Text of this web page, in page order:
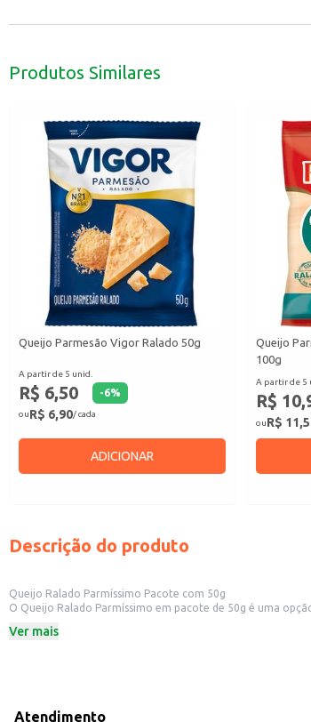
Produtos Similares
Queijo Parmesão Vigor Ralado 50g
A partir de 5 unid.
R$ 6,50 -6%
ouR$ 6,90/ cada
ADICIONAR
Queijo
100g
A partir de 5
R$
ouR$
Descrição do produto
Queijo Ralado Parmíssimo Pacote com 50g
O Queijo Ralado Parmíssimo em pacote de 50g é uma opção prática e conveniente para diversos usos. Sua embalagem
Dicas de uso:
O Queijo Ralado Parmíssimo em pacotes de 50g oferece
Ver mais
Atendimento